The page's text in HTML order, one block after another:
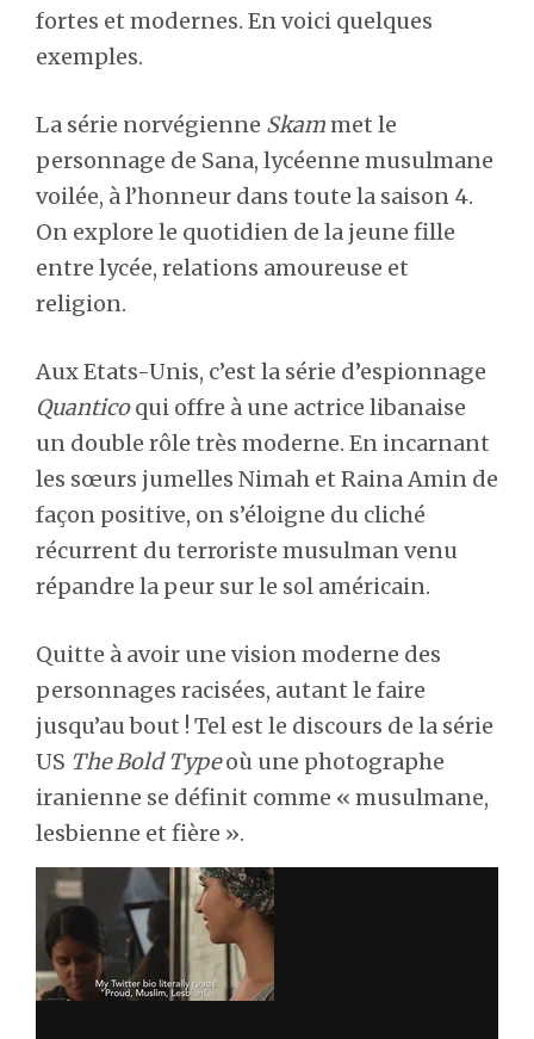
fortes et modernes. En voici quelques
exemples.
La série norvégienne Skammet le
personnage de Sana, lycéenne musulmane
voilée, à l’honneur dans toute la saison 4.
On explore le quotidien de la jeune fille
entre lycée, relations amoureuse et
religion.
Aux Etats-Unis, c’est la série d’espionnage
Quanticoqui offre à une actrice libanaise
un double rôle très moderne. En incarnant
les sœurs jumelles Nimah et Raina Amin de
façon positive, on s’éloigne du cliché
récurrent du terroriste musulman venu
répandre la peur sur le sol américain.
Quitte à avoir une vision moderne des
personnages racisées, autant le faire
jusqu’au bout ! Tel est le discours de la série
US The Bold Typeoù une photographe
iranienne se définit comme « musulmane,
lesbienne et fière ».